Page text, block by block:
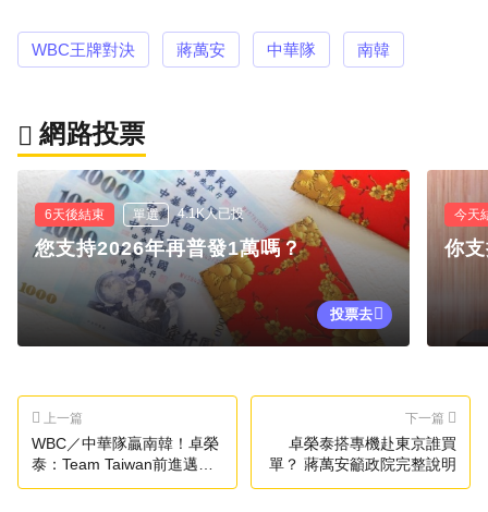
WBC王牌對決 蔣萬安 中華隊 南韓
網路投票
6天後結束 單選 4.1K人已投
您支持2026年再普發1萬嗎？
投票去
今天
你
上一篇
WBC／中華隊贏南韓！卓榮
泰：Team Taiwan前進邁阿
密
下一篇
卓榮泰搭專機赴東京誰買
單？ 蔣萬安籲政院完整說明